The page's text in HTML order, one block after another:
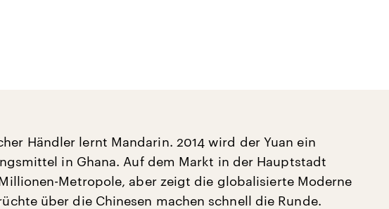
Händler lernt Mandarin. 2014 wird der Yuan ein
in Ghana. Auf dem Markt in der Hauptstadt
Metropole, aber zeigt die globalisierte Moderne
über die Chinesen machen schnell die Runde.